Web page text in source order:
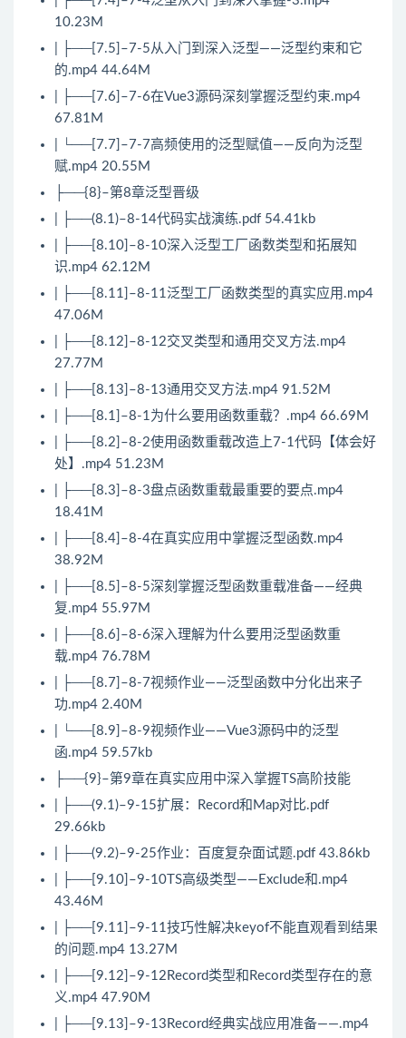
10.23M
| ├──[7.5]–7-5从入门到深入泛型——泛型约束和它
的.mp4 44.64M
| ├──[7.6]–7-6在Vue3源码深刻掌握泛型约束.mp4
67.81M
| └──[7.7]–7-7高频使用的泛型赋值——反向为泛型
赋.mp4 20.55M
├──{8}–第8章泛型晋级
| ├──(8.1)–8-14代码实战演练.pdf 54.41kb
| ├──[8.10]–8-10深入泛型工厂函数类型和拓展知
识.mp4 62.12M
| ├──[8.11]–8-11泛型工厂函数类型的真实应用.mp4
47.06M
| ├──[8.12]–8-12交叉类型和通用交叉方法.mp4
27.77M
| ├──[8.13]–8-13通用交叉方法.mp4 91.52M
| ├──[8.1]–8-1为什么要用函数重载？.mp4 66.69M
| ├──[8.2]–8-2使用函数重载改造上7-1代码【体会好
处】.mp4 51.23M
| ├──[8.3]–8-3盘点函数重载最重要的要点.mp4
18.41M
| ├──[8.4]–8-4在真实应用中掌握泛型函数.mp4
38.92M
| ├──[8.5]–8-5深刻掌握泛型函数重载准备——经典
复.mp4 55.97M
| ├──[8.6]–8-6深入理解为什么要用泛型函数重
载.mp4 76.78M
| ├──[8.7]–8-7视频作业——泛型函数中分化出来子
功.mp4 2.40M
| └──[8.9]–8-9视频作业——Vue3源码中的泛型
函.mp4 59.57kb
├──{9}–第9章在真实应用中深入掌握TS高阶技能
| ├──(9.1)–9-15扩展：Record和Map对比.pdf
29.66kb
| ├──(9.2)–9-25作业：百度复杂面试题.pdf 43.86kb
| ├──[9.10]–9-10TS高级类型——Exclude和.mp4
43.46M
| ├──[9.11]–9-11技巧性解决keyof不能直观看到结果
的问题.mp4 13.27M
| ├──[9.12]–9-12Record类型和Record类型存在的意
义.mp4 47.90M
| ├──[9.13]–9-13Record经典实战应用准备——.mp4